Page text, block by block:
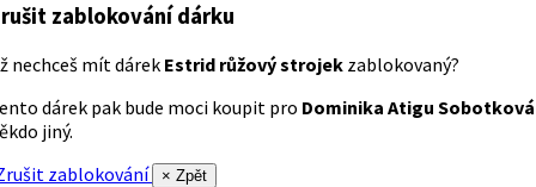
zablokování dárku
nechceš mít dárek Estrid růžový strojek zablokovaný?
dárek pak bude moci koupit pro Dominika Atigu Sobotková
jiný.
zablokování
× Zpět